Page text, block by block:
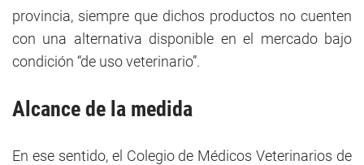
provincia, siempre que dichos productos no cuenten
con una alternativa disponible en el mercado bajo
condición “de uso veterinario”.
Alcance de la medida
En ese sentido, el Colegio de Médicos Veterinarios de